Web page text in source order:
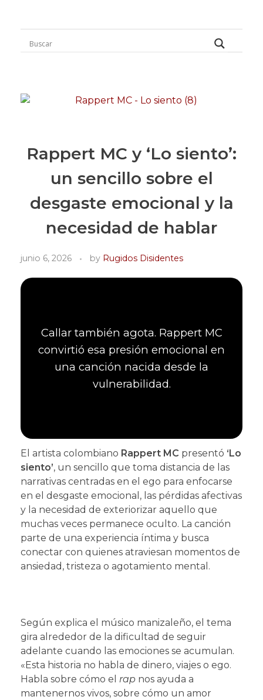
Rugidos Disidentes
Bogotá - Colombia | ISSN 2619-5569
Rappert MC y ‘Lo siento’:
un sencillo sobre el
desgaste emocional y la
necesidad de hablar
junio 6, 2026 by Rugidos Disidentes
Callar también agota. Rappert MC
convirtió esa presión emocional en
una canción nacida desde la
vulnerabilidad.
El artista colombiano Rappert MC presentó ‘Lo
siento’, un sencillo que toma distancia de las
narrativas centradas en el ego para enfocarse
en el desgaste emocional, las pérdidas afectivas
y la necesidad de exteriorizar aquello que
muchas veces permanece oculto. La canción
parte de una experiencia íntima y busca
conectar con quienes atraviesan momentos de
ansiedad, tristeza o agotamiento mental.
Según explica el músico manizaleño, el tema
gira alrededor de la dificultad de seguir
adelante cuando las emociones se acumulan.
«Esta historia no habla de dinero, viajes o ego.
Habla sobre cómo el rap nos ayuda a
mantenernos vivos, sobre cómo un amor